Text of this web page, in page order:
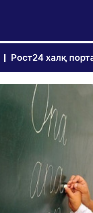
Рост24 халқ